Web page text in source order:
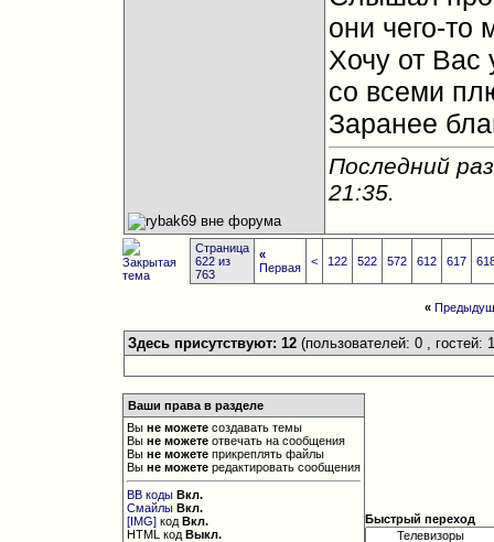
они чего-то
Хочу от Вас
со всеми
Заранее
Последний
21:35.
Страница
622 из
763
«
Первая
< 122 522 572 612 617
«
Здесь присутствуют: 12 (пользователей: 0 , гостей:
Ваши права в разделе
Выне можете создавать темы
Выне можете отвечать на сообщения
Выне можете прикреплять файлы
Выне можете редактировать сообщения
BB коды Вкл.
Смайлы Вкл.
[IMG] кодВкл.
HTML кодВыкл.
Быстрый переход